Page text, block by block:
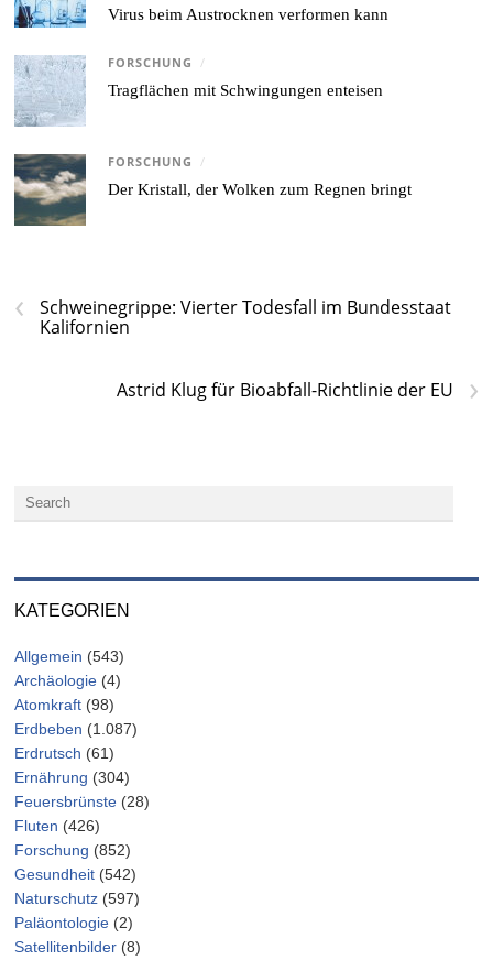
Virus beim Austrocknen verformen kann
FORSCHUNG /
Tragflächen mit Schwingungen enteisen
FORSCHUNG /
Der Kristall, der Wolken zum Regnen bringt
‹
Schweinegrippe: Vierter Todesfall im Bundesstaat
Kalifornien
›
Astrid Klug für Bioabfall-Richtlinie der EU
KATEGORIEN
Allgemein (543)
Archäologie (4)
Atomkraft (98)
Erdbeben (1.087)
Erdrutsch (61)
Ernährung (304)
Feuersbrünste (28)
Fluten (426)
Forschung (852)
Gesundheit (542)
Naturschutz (597)
Paläontologie (2)
Satellitenbilder (8)